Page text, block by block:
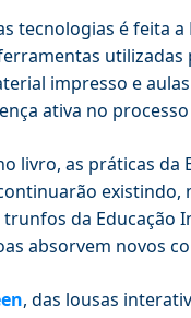
tecnologias é feita
impresso e
ativa no
livro, as práticas
da
absorvem novos
, das lousas